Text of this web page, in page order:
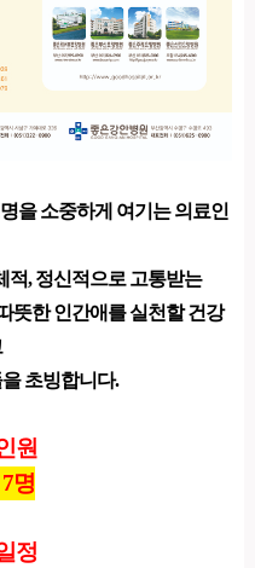
을 소중하게 여기는 의료인
적, 정신적으로 고통받는
뜻한 인간애를 실천할 건강
초빙합니다.
원
명
정